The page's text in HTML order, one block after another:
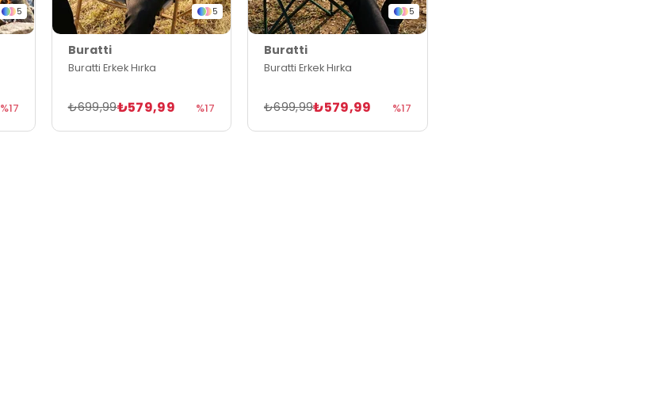
5
%17
5
Buratti
Buratti Erkek Hırka
₺579,99
₺699,99 %17
5
Buratti
Buratti Erkek Hırka
₺579,99
₺699,99 %17